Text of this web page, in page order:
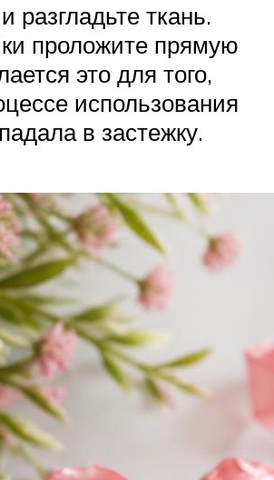
разгладьте ткань.
проложите прямую
это для того,
использования
в застежку.